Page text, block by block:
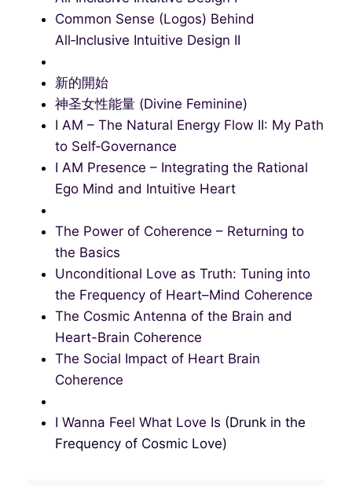
Common Sense (Logos) Behind
All‑Inclusive Intuitive Design II
新的開始
神圣女性能量 (Divine Feminine)
I AM – The Natural Energy Flow II: My Path
to Self‑Governance
I AM Presence – Integrating the Rational
Ego Mind and Intuitive Heart
The Power of Coherence – Returning to
the Basics
Unconditional Love as Truth: Tuning into
the Frequency of Heart–Mind Coherence
The Cosmic Antenna of the Brain and
Heart-Brain Coherence
The Social Impact of Heart Brain
Coherence
I Wanna Feel What Love Is (Drunk in the
Frequency of Cosmic Love)